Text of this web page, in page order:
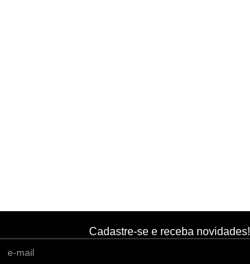
Cadastre-se e receba novidades!